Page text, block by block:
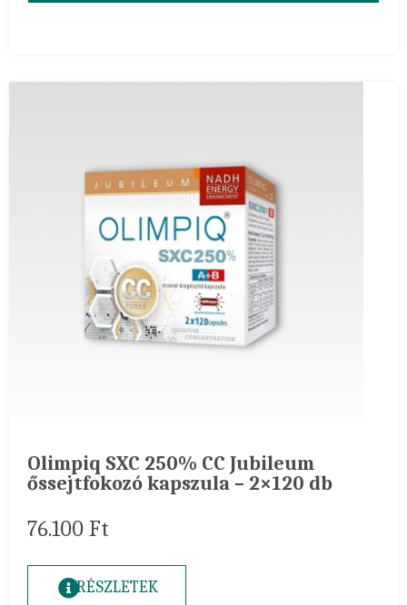
Olimpiq SXC 250% CC Jubileum
őssejtfokozó kapszula – 2×120 db
76.100 Ft
RÉSZLETEK